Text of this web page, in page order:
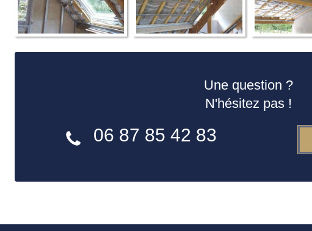
Une question ?
N'hésitez pas !
06 87 85 42 83